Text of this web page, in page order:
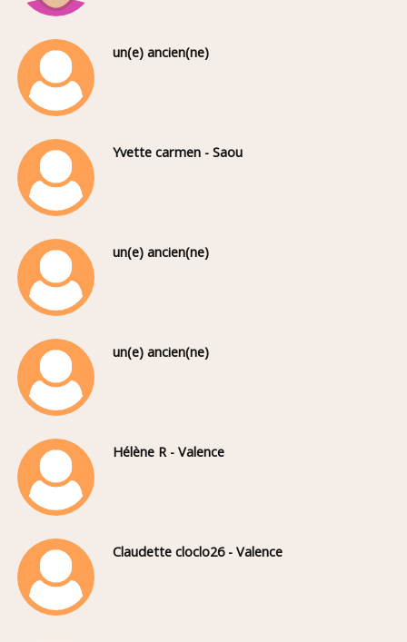
un(e) ancien(ne)
Yvette carmen - Saou
un(e) ancien(ne)
un(e) ancien(ne)
Hélène R - Valence
Claudette cloclo26 - Valence